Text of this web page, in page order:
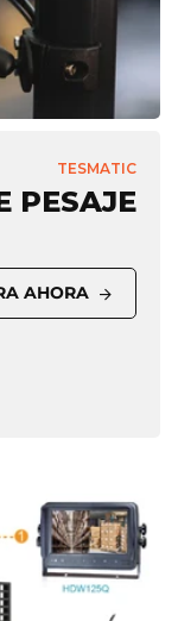
TESMATIC
PESAJE
AHORA